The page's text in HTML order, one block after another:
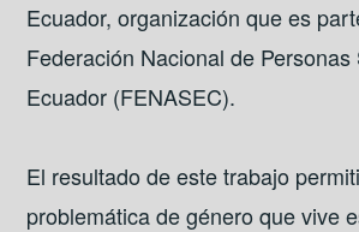
Ecuador, organización que es
Federación Nacional de Personas
Ecuador (FENASEC).
El resultado de este trabajo
problemática de género que vive